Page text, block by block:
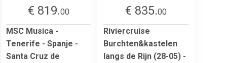
€ 819.00
MSC Musica -
Tenerife - Spanje -
Santa Cruz de
€ 835.00
Riviercruise
Burchten&kastelen
langs de Rijn (28-05) -